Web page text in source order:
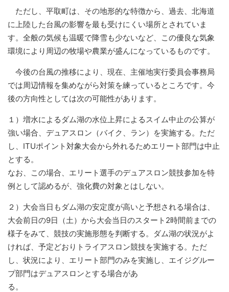
ただし、平取町は、その地形的な特徴から、過去、北海道
に上陸した台風の影響を最も受けにくい場所とされていま
す。全般の気候も温暖で降雪も少ないなど、この優良な気象
環境により周辺の牧場や農業が盛んになっているものです。
今後の台風の推移により、現在、主催地実行委員会事務局
では周辺情報を集めながら対策を練っているところです。今
後の方向性としては次の可能性があります。
１）増水によるダム湖の水位上昇によるスイム中止の公算が
強い場合、デュアスロン（バイク、ラン）を実施する。ただ
し、ITUポイント対象大会から外れるためエリート部門は中止
とする。
なお、この場合、エリート選手のデュアスロン競技参加を特
例として認めるが、強化費の対象とはしない。
２）大会当日もダム湖の安定度が高いと予想される場合は、
大会前日の9日（土）から大会当日のスタート2時間前までの
様子をみて、競技の実施形態を判断する。ダム湖の状況がよ
ければ、予定どおりトライアスロン競技を実施する。ただ
し、状況により、エリート部門のみを実施し、エイジグルー
プ部門はデュアスロンとする場合があ
る。